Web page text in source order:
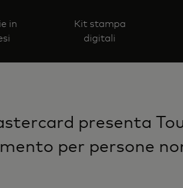
in
Kit stampa
digitali
presenta
per persone